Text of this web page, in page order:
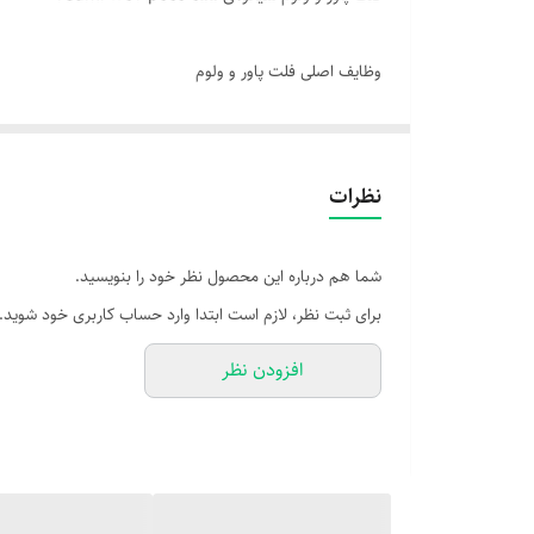
وظایف اصلی فلت پاور و ولوم
کنترل میزان صدا (کم و زیاد کردن یا فعال‌سازی حالتنظرات
شما هم درباره این محصول نظر خود را بنویسید.
برای ثبت نظر، لازم است ابتدا وارد حساب کاربری خود شوید.
افزودن نظر